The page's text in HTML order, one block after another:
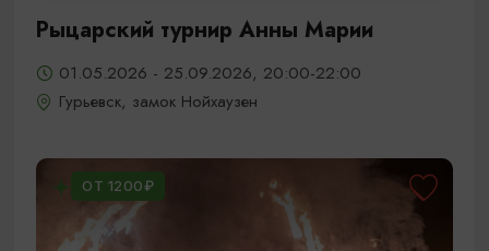
Рыцарский турнир Анны Марии
01.05.2026 - 25.09.2026, 20:00-22:00
Гурьевск, замок Нойхаузен
ОТ 1200₽